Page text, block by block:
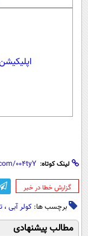
لینک کوتاه:
‌گزارش خطا در خبر
برچسب ها: کولر آبی ،
مطالب پیشنهادی